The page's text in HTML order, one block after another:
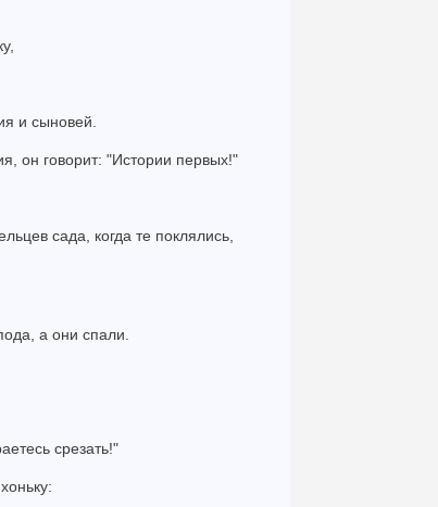
и сыновей.
он говорит: "Истории первых!"
сада, когда те поклялись,
а они спали.
срезать!"